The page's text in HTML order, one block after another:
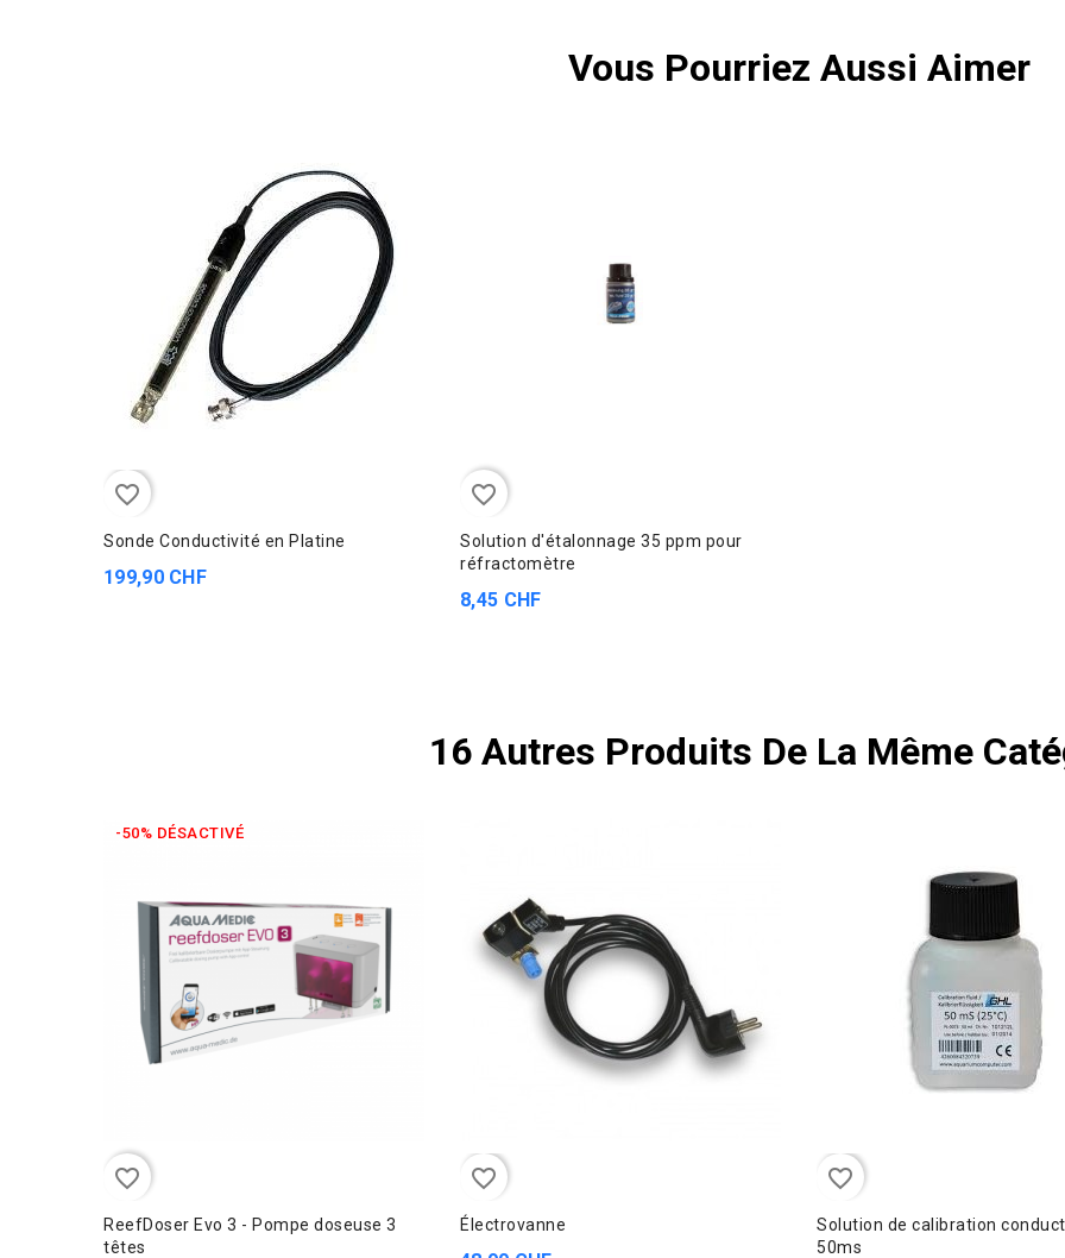
Vous Pourriez Aussi Aimer
favorite_border
Sonde Conductivité en Platine
199,90 CHF
favorite_border
Solution d'étalonnage 35 ppm pour
réfractomètre
8,45 CHF
16 Autres Produits De La Même
-50% DÉSACTIVÉ
favorite_border
ReefDoser Evo 3 - Pompe doseuse 3
têtes
favorite_border
Électrovanne
favorite_border
Solution de calibration
50ms